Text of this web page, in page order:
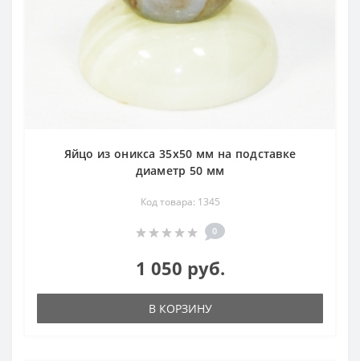
Яйцо из оникса 35х50 мм на подставке
диаметр 50 мм
Код товара: 1345
0
1 050 руб.
В КОРЗИНУ